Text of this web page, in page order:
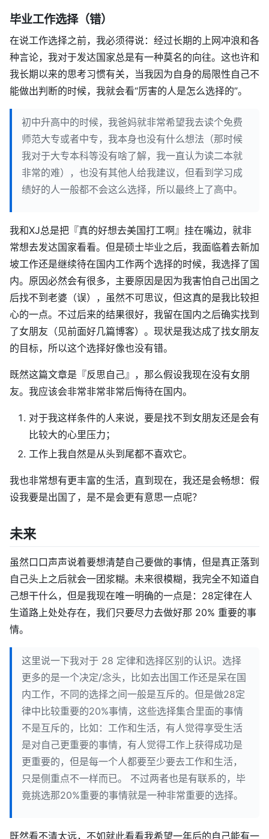
毕业工作选择（错）
在说工作选择之前，我必须得说：经过长期的上网冲浪和各
种言论，我对于发达国家总是有一种莫名的向往。这也许和
我长期以来的思考习惯有关，当我因为自身的局限性自己不
能做出判断的时候，我就会看“厉害的人是怎么选择的”。
初中升高中的时候，我爸妈就非常希望我去读个免费
师范大专或者中专，我本身也没有什么想法（那时候
我对于大专本科等没有啥了解，我一直认为读二本就
非常的难），也没有其他人给我建议，但看到学习成
绩好的人一般都不会这么选择，所以最终上了高中。
我和XJ总是把『真的好想去美国打工啊』挂在嘴边，就非
常想去发达国家看看。但是硕士毕业之后，我面临着去新加
坡工作还是继续待在国内工作两个选择的时候，我选择了国
内。原因必然会有很多，主要原因是因为我害怕自己出国之
后找不到老婆（误），虽然不可思议，但这真的是我比较担
心的一点。不过后来的结果很好，我留在国内之后确实找到
了女朋友（见前面好几篇博客）。现状是我达成了找女朋友
的目标，所以这个选择好像也没有错。
既然这篇文章是『反思自己』，那么假设我现在没有女朋
友。我应该会非常非常非常后悔待在国内。
对于我这样条件的人来说，要是找不到女朋友还是会有
比较大的心里压力；
工作上我自然是从头到尾都不喜欢它。
我也非常想有更丰富的生活，直到现在，我还是会畅想：假
设我要是出国了，是不是会更有意思一点呢？
未来
虽然口口声声说着要想清楚自己要做的事情，但是真正落到
自己头上之后就会一团浆糊。未来很模糊，我完全不知道自
己想干什么，但是我现在唯一明确的一点是：28定律在人
生道路上处处存在，我们只要尽力去做好那 20% 重要的事
情。
这里说一下我对于 28 定律和选择区别的认识。选择
更多的是一个决定/念头，比如去出国工作还是呆在国
内工作，不同的选择之间一般是互斥的。但是做28定
律中比较重要的20%事情，这些选择集合里面的事情
不是互斥的，比如：工作和生活，有人觉得享受生活
是对自己更重要的事情，有人觉得工作上获得成功是
更重要的，但是每一个人都要至少要去工作和生活，
只是侧重点不一样而已。 不过两者也是有联系的，毕
竟挑选那20%重要的事情就是一种非常重要的选择。
既然看不清太远，不如就此看看我希望一年后的自己能有一